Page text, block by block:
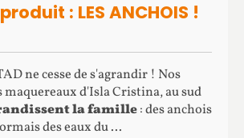
: LES ANCHOIS !
ne cesse de s'agrandir ! Nos
maquereaux d'Isla Cristina, au sud
la famille: des anchois
des eaux du ...